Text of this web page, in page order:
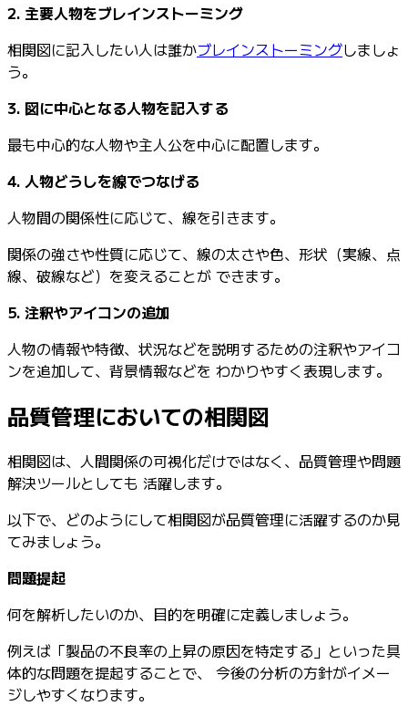
2. 主要人物をブレインストーミング
相関図に記入したい人は誰かブレインストーミングしましょ
う。
3. 図に中心となる人物を記入する
最も中心的な人物や主人公を中心に配置します。
4. 人物どうしを線でつなげる
人物間の関係性に応じて、線を引きます。
関係の強さや性質に応じて、線の太さや色、形状（実線、点
線、破線など）を変えることが できます。
5. 注釈やアイコンの追加
人物の情報や特徴、状況などを説明するための注釈やアイコ
ンを追加して、背景情報などを わかりやすく表現します。
品質管理においての相関図
相関図は、人間関係の可視化だけではなく、品質管理や問題
解決ツールとしても 活躍します。
以下で、どのようにして相関図が品質管理に活躍するのか見
てみましょう。
問題提起
何を解析したいのか、目的を明確に定義しましょう。
例えば「製品の不良率の上昇の原因を特定する」といった具
体的な問題を提起することで、 今後の分析の方針がイメー
ジしやすくなります。